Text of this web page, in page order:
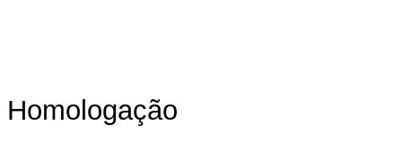
Homologação